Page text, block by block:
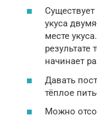
укуса
месте
результате
начинает
Давать
тёплое
Можно